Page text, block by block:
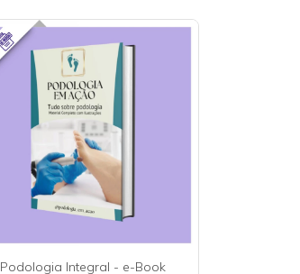
Podologia Integral - e-Book